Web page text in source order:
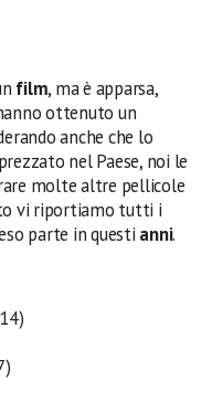
film, ma è apparsa,
ottenuto un
anche che lo
nel Paese, noi le
molte altre pellicole
vi riportiamo tutti i
parte in questi anni.